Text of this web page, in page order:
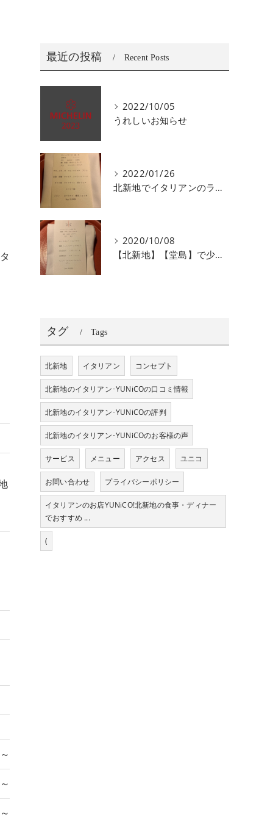
最近の投稿 Recent Posts
2022/10/05
うれしいお知らせ
2022/01/26
北新地でイタリアンのランチ、ディナーがおすすめユニコ
2020/10/08
【北新地】【堂島】で少人数で会食にオススメなイタリアン
タグ Tags
北新地 イタリアン コンセプト
北新地のイタリアン･YUNiCOの口コミ情報
北新地のイタリアン･YUNiCOの評判
北新地のイタリアン･YUNiCOのお客様の声
サービス メニュー アクセス ユニコ
お問い合わせ プライバシーポリシー
イタリアンのお店YUNiCO!北新地の食事・ディナー
でおすすめ ...
(